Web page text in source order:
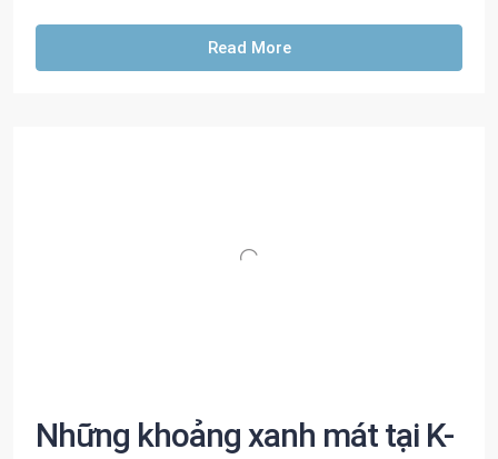
Read More
Những khoảng xanh mát tại K-